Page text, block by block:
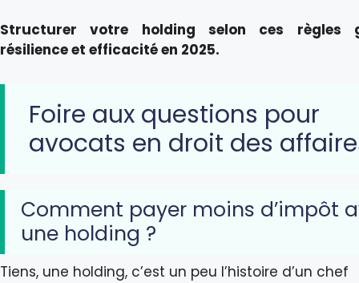
Structurer votre holding selon ces règles
résilience et efficacité en 2025.
Foire aux questions pour
avocats en droit des
Comment payer moins d’impôt
une holding ?
Tiens, une holding, c’est un peu l’histoire d’un chef